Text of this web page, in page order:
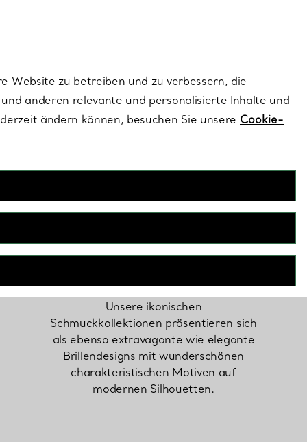
Tipps zur Auswahl eines
Eherings
Tiffany
Unsere ikonischen
Schmuckkollektionen präsentieren sich
als ebenso extravagante wie elegante
Brillendesigns mit wunderschönen
charakteristischen Motiven auf
modernen Silhouetten.
Website zu betreiben und zu verbessern, die
anderen relevante und personalisierte Inhalte und
ändern können, besuchen Sie unsere Cookie-